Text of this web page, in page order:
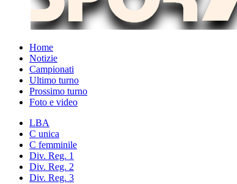
Home
Notizie
Campionati
Ultimo turno
Prossimo turno
Foto e video
LBA
C unica
C femminile
Div. Reg. 1
Div. Reg. 2
Div. Reg. 3